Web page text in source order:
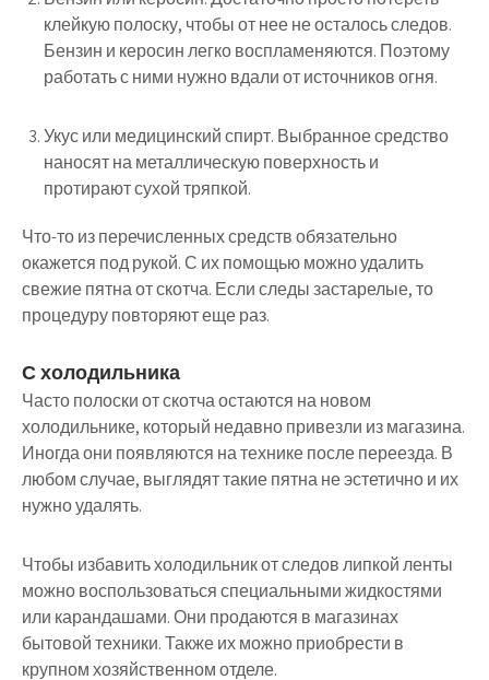
клейкую полоску, чтобы от нее не осталось следов.
Бензин и керосин легко воспламеняются. Поэтому
работать с ними нужно вдали от источников огня.
Укус или медицинский спирт. Выбранное средство
наносят на металлическую поверхность и
протирают сухой тряпкой.
Что-то из перечисленных средств обязательно
окажется под рукой. С их помощью можно удалить
свежие пятна от скотча. Если следы застарелые, то
процедуру повторяют еще раз.
С холодильника
Часто полоски от скотча остаются на новом
холодильнике, который недавно привезли из магазина.
Иногда они появляются на технике после переезда. В
любом случае, выглядят такие пятна не эстетично и их
нужно удалять.
Чтобы избавить холодильник от следов липкой ленты
можно воспользоваться специальными жидкостями
или карандашами. Они продаются в магазинах
бытовой техники. Также их можно приобрести в
крупном хозяйственном отделе.